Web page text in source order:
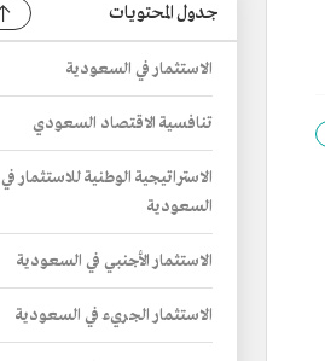
جدول المحتويات
الاستثمار في السعودية
تنافسية الاقتصاد السعودي
الاستراتيجية الوطنية للاستثمار في
السعودية
الاستثمار الأجنبي في السعودية
الاستثمار الجريء في السعودية